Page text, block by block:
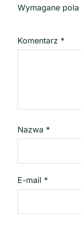
Wymagane
Komentarz *
Nazwa *
E-mail *